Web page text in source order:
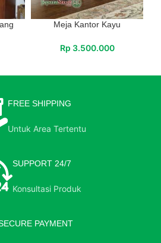
Meja Kantor Kayu
Rp 3.500.000
FREE SHIPPING
Untuk Area Tertentu
SUPPORT 24/7
Konsultasi Produk
PAYMENT